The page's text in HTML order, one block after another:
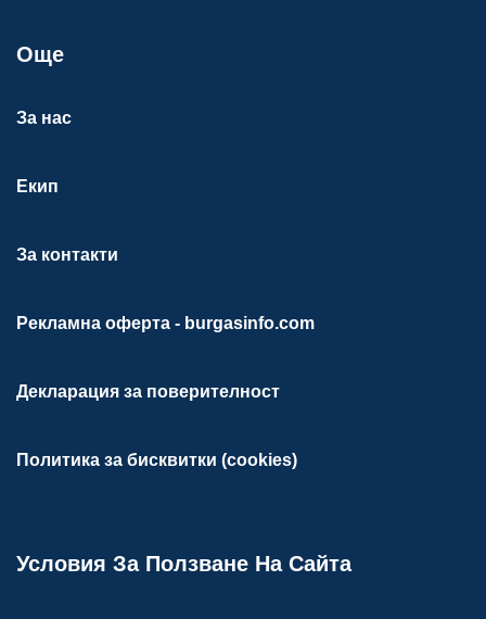
Още
За нас
Екип
За контакти
Рекламна оферта - burgasinfo.com
Декларация за поверителност
Политика за бисквитки (cookies)
Условия За Ползване На Сайта